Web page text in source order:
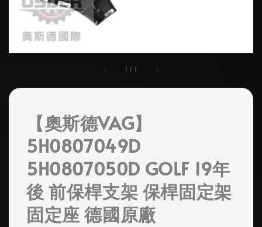
1 / 1
【奧斯德VAG】
5H0807049D
5H0807050D GOLF 19年
後 前保桿支架 保桿固定架
固定座 德國原廠